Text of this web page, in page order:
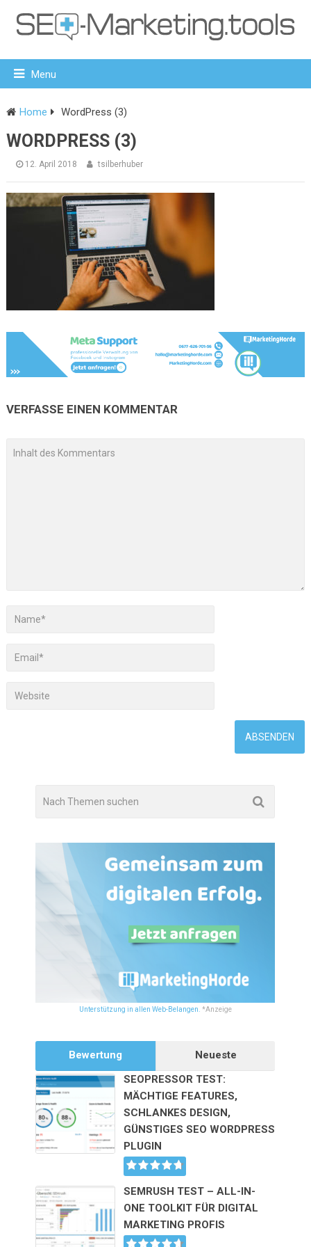
Menu
Home WordPress (3)
WORDPRESS (3)
12. April 2018 tsilberhuber
VERFASSE EINEN KOMMENTAR
Unterstützung in allen Web-Belangen. *Anzeige
Bewertung
Neueste
SEOPRESSOR TEST:
MÄCHTIGE FEATURES,
SCHLANKES DESIGN,
GÜNSTIGES SEO WORDPRESS
PLUGIN
SEMRUSH TEST – ALL-IN-
ONE TOOLKIT FÜR DIGITAL
MARKETING PROFIS